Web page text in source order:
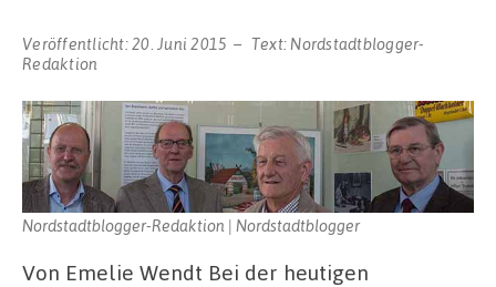
Veröffentlicht:20. Juni 2015 Text: Nordstadtblogger-
Redaktion
Nordstadtblogger-Redaktion | Nordstadtblogger
Von Emelie Wendt Bei der heutigen